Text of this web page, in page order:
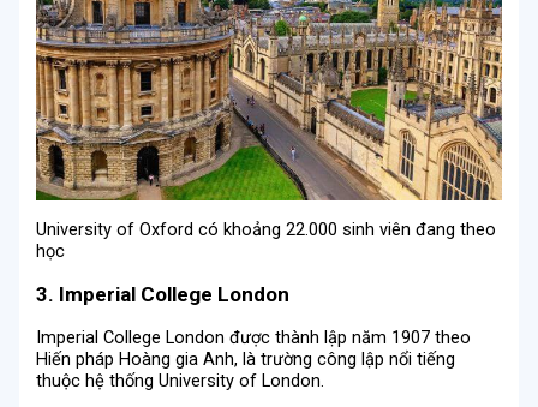
University of Oxford có khoảng 22.000 sinh viên đang theo
học
3. Imperial College London
Imperial College London được thành lập năm 1907 theo
Hiến pháp Hoàng gia Anh, là trường công lập nổi tiếng
thuộc hệ thống University of London.